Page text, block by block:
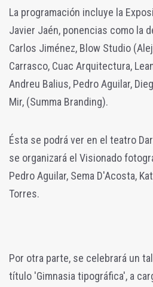
La programación incluye la
Javier Jaén, ponencias como la
Carlos Jiménez, Blow Studio
Carrasco, Cuac Arquitectura,
Andreu Balius, Pedro Aguilar,
Mir, (Summa Branding).
Ésta se podrá ver en el teatro
se organizará el Visionado
Pedro Aguilar, Sema D'Acosta,
Torres.
Por otra parte, se celebrará un
título 'Gimnasia tipográfica', a